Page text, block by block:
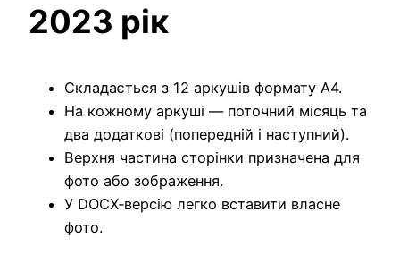
2023 рік
Складається з 12 аркушів формату A4.
На кожному аркуші — поточний місяць та
два додаткові (попередній і наступний).
Верхня частина сторінки призначена для
фото або зображення.
У DOCX‑версію легко вставити власне
фото.